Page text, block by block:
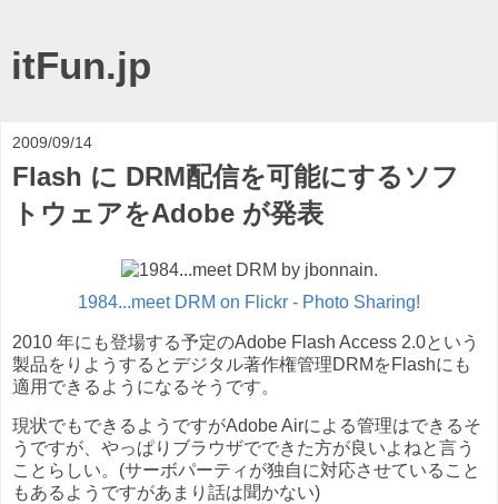
itFun.jp
2009/09/14
Flash に DRM配信を可能にするソフ
トウェアをAdobe が発表
1984...meet DRM on Flickr - Photo Sharing!
2010 年にも登場する予定のAdobe Flash Access 2.0という
製品をりようするとデジタル著作権管理DRMをFlashにも
適用できるようになるそうです。
現状でもできるようですがAdobe Airによる管理はできるそ
うですが、やっぱりブラウザでできた方が良いよねと言う
ことらしい。(サーボパーティが独自に対応させていること
もあるようですがあまり話は聞かない)